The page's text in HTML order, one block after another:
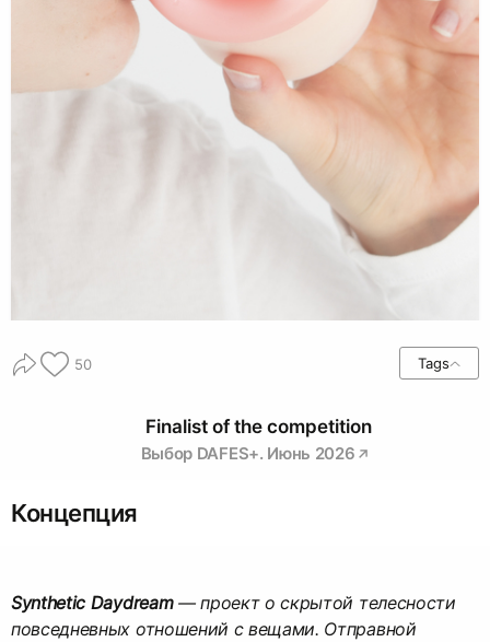
50 Tags
Finalist of the competition
Выбор DAFES+. Июнь 2026
Концепция
Synthetic Daydream— проект о скрытой телесности
повседневных отношений с вещами. Отправной